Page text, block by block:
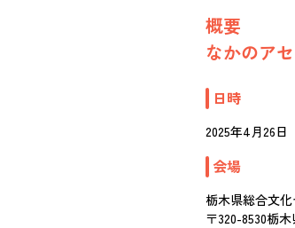
概要
なかのア
日時
2025年4月26日
会場
栃木県総合文
〒320-8530栃